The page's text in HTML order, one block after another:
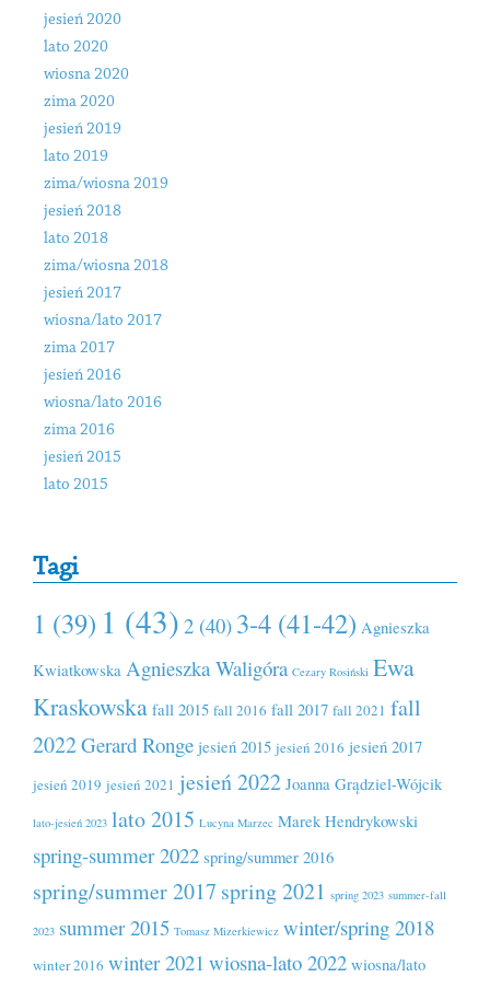
jesień 2020
lato 2020
wiosna 2020
zima 2020
jesień 2019
lato 2019
zima/wiosna 2019
jesień 2018
lato 2018
zima/wiosna 2018
jesień 2017
wiosna/lato 2017
zima 2017
jesień 2016
wiosna/lato 2016
zima 2016
jesień 2015
lato 2015
Tagi
1 (39) 1 (43) 2 (40) 3-4 (41-42) Agnieszka
Kwiatkowska Agnieszka Waligóra Cezary Rosiński Ewa
Kraskowska fall 2015 fall 2016 fall 2017 fall 2021 fall
2022Gerard Ronge jesień 2015 jesień 2016 jesień 2017
jesień 2019 jesień 2021 jesień 2022 Joanna Grądziel-Wójcik
lato-jesień 2023 lato 2015 Lucyna Marzec Marek Hendrykowski
spring-summer 2022 spring/summer 2016
spring/summer 2017 spring 2021 spring 2023 summer-fall
2023 summer 2015 Tomasz Mizerkiewicz winter/spring 2018
winter 2016 winter 2021 wiosna-lato 2022 wiosna/lato